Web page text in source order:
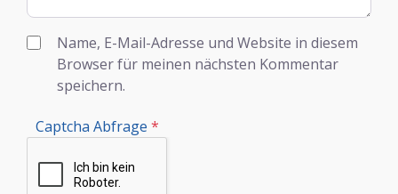
Name, E-Mail-Adresse und Website in diesem
Browser für meinen nächsten Kommentar
speichern.
Captcha Abfrage *